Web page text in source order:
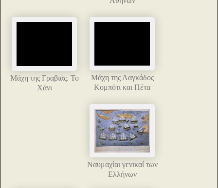
Μάχη της Γραβιάς. Το
Χάνι
Μάχη της Λαγκάδος
Κομπότι και Πέτα
Ναυμαχίαι γενικαί των
Ελλήνων